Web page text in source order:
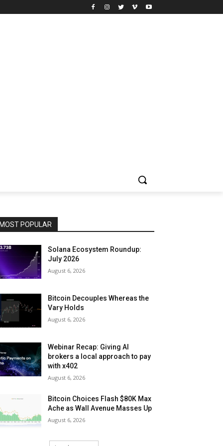
MOST POPULAR
Solana Ecosystem Roundup:
July 2026
August 6, 2026
Bitcoin Decouples Whereas the
Vary Holds
August 6, 2026
Webinar Recap: Giving AI
brokers a local approach to pay
with x402
August 6, 2026
Bitcoin Choices Flash $80K Max
Ache as Wall Avenue Masses Up
August 6, 2026